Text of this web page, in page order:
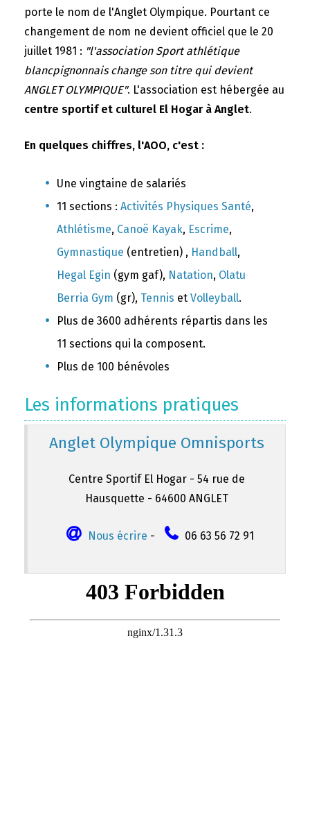
porte le nom de l'Anglet Olympique. Pourtant ce
changement de nom ne devient officiel que le 20
juillet 1981 : "l'association Sport athlétique
blancpignonnais change son titre qui devient
ANGLET OLYMPIQUE". L'association est hébergée au
centre sportif et culturel El Hogar à Anglet.
En quelques chiffres, l'AOO, c'est :
Une vingtaine de salariés
11 sections : Activités Physiques Santé,
Athlétisme, Canoë Kayak, Escrime,
Gymnastique (entretien) , Handball,
Hegal Egin (gym gaf), Natation, Olatu
Berria Gym (gr), Tennis et Volleyball.
Plus de 3600 adhérents répartis dans les
11 sections qui la composent.
Plus de 100 bénévoles
Les informations pratiques
Anglet Olympique Omnisports
Centre Sportif El Hogar - 54 rue de
Hausquette - 64600 ANGLET
Nous écrire - 06 63 56 72 91